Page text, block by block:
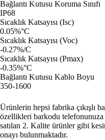
Bağlantı Kutusu Koruma Sınıfı
IP68
Sıcaklık Katsayısı (Isc)
0.05%°C
Sıcaklık Katsayısı (Voc)
-0.27%/C
Sıcaklık Katsayısı (Pmax)
-0.35%°C
Bağlantı Kutusu Kablo Boyu
350-1600
Ürünlerin hepsi fabrika çıkışlı
özellikleri barkodu
satılan 2. Kalite ürünler gibi
onayı bulunmaktadır.